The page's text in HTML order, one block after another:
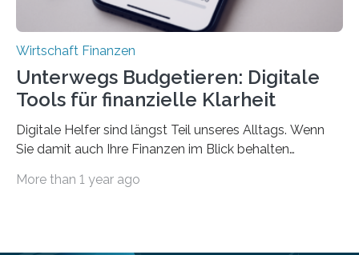
Wirtschaft Finanzen
Unterwegs Budgetieren: Digitale
Tools für finanzielle Klarheit
Digitale Helfer sind längst Teil unseres Alltags. Wenn
Sie damit auch Ihre Finanzen im Blick behalten
die genau das ermöglichen: Sie helfen Ihnen, Ausgaben
More than 1 year ago